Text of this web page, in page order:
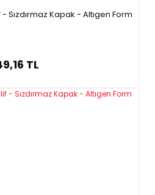
Sızdırmaz Kapak - Altıgen Form
TL